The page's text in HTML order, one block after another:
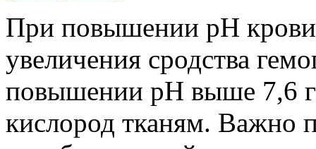
При повышении рН крови
увеличения сродства
повышении рН выше 7,6
кислород тканям. Важно